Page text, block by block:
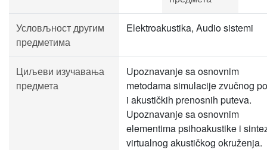
Условљност другим
предметима
Elektroakustika, Audio sistemi
Циљеви изучавања
предмета
Upoznavanje sa osnovnim
metodama simulacije zvučnog
i akustičkih prenosnih puteva.
Upoznavanje sa osnovnim
elementima psihoakustike i
virtualnog akustičkog okruženja.